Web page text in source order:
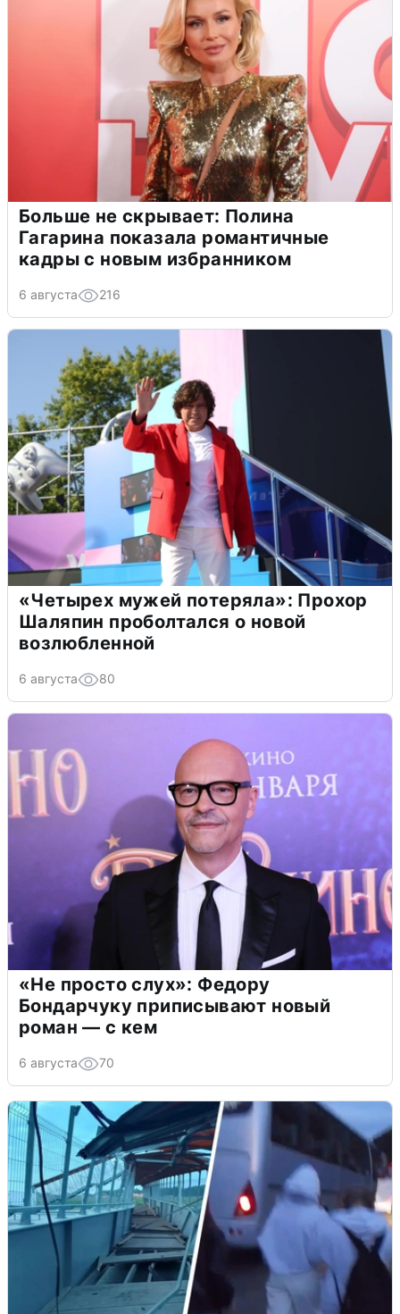
Больше не скрывает: Полина
Гагарина показала романтичные
кадры с новым избранником
6 августа 216
«Четырех мужей потеряла»: Прохор
Шаляпин проболтался о новой
возлюбленной
6 августа 80
«Не просто слух»: Федору
Бондарчуку приписывают новый
роман — с кем
6 августа 70